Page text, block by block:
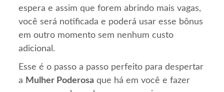
espera e assim que forem abrindo mais vagas,
você será notificada e poderá usar esse bônus
em outro momento sem nenhum custo
adicional.
Esse é o passo a passo perfeito para despertar
a Mulher Poderosa que há em você e fazer